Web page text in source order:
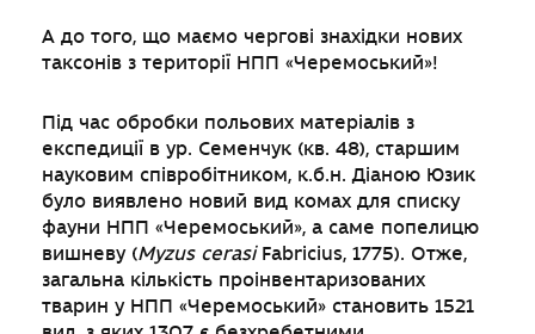
А до того, що маємо чергові знахідки нових
таксонів з території НПП «Черемоський»!
Під час обробки польових матеріалів з
експедиції в ур. Семенчук (кв. 48), старшим
науковим співробітником, к.б.н. Діаною Юзик
було виявлено новий вид комах для списку
фауни НПП «Черемоський», а саме попелицю
вишневу (Myzus cerasiFabricius, 1775). Отже,
загальна кількість проінвентаризованих
тварин у НПП «Черемоський» становить 1521